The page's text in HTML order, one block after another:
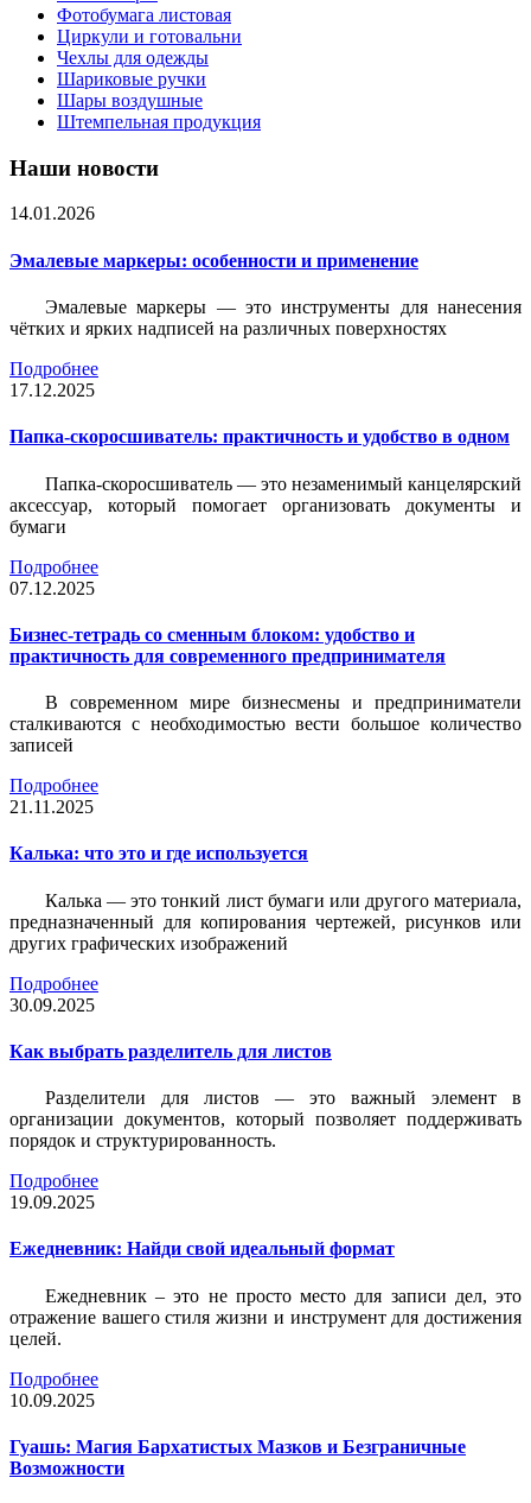
Фотобумага листовая
Циркули и готовальни
Чехлы для одежды
Шариковые ручки
Шары воздушные
Штемпельная продукция
Наши новости
14.01.2026
Эмалевые маркеры: особенности и применение
Эмалевые маркеры — это инструменты для нанесения
чётких и ярких надписей на различных поверхностях
Подробнее
17.12.2025
Папка-скоросшиватель: практичность и удобство в одном
Папка-скоросшиватель — это незаменимый канцелярский
аксессуар, который помогает организовать документы и
бумаги
Подробнее
07.12.2025
Бизнес-тетрадь со сменным блоком: удобство и
практичность для современного предпринимателя
В современном мире бизнесмены и предприниматели
сталкиваются с необходимостью вести большое количество
записей
Подробнее
21.11.2025
Калька: что это и где используется
Калька — это тонкий лист бумаги или другого материала,
предназначенный для копирования чертежей, рисунков или
других графических изображений
Подробнее
30.09.2025
Как выбрать разделитель для листов
Разделители для листов — это важный элемент в
организации документов, который позволяет поддерживать
порядок и структурированность.
Подробнее
19.09.2025
Ежедневник: Найди свой идеальный формат
Ежедневник – это не просто место для записи дел, это
отражение вашего стиля жизни и инструмент для достижения
целей.
Подробнее
10.09.2025
Гуашь: Магия Бархатистых Мазков и Безграничные
Возможности